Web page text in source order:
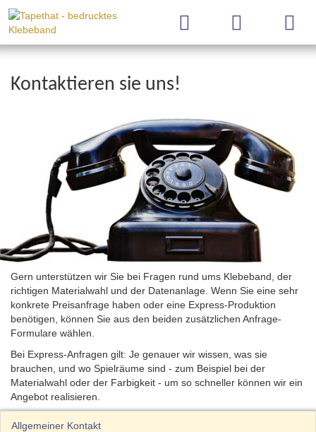
Kontaktieren sie uns!
Gern unterstützen wir Sie bei Fragen rund ums Klebeband, der
richtigen Materialwahl und der Datenanlage. Wenn Sie eine sehr
konkrete Preisanfrage haben oder eine Express-Produktion
benötigen, können Sie aus den beiden zusätzlichen Anfrage-
Formulare wählen.
Bei Express-Anfragen gilt: Je genauer wir wissen, was sie
brauchen, und wo Spielräume sind - zum Beispiel bei der
Materialwahl oder der Farbigkeit - um so schneller können wir ein
Angebot realisieren.
Allgemeiner Kontakt